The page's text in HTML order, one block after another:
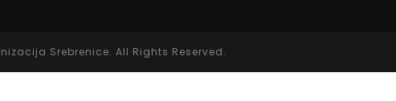
Srebrenice. All Rights Reserved.